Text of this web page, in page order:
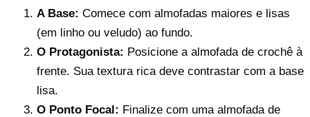
A Base: Comece com almofadas maiores e lisas
(em linho ou veludo) ao fundo.
O Protagonista: Posicione a almofada de crochê à
frente. Sua textura rica deve contrastar com a base
lisa.
O Ponto Focal: Finalize com uma almofada de